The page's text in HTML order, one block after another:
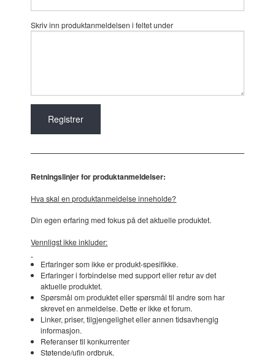
Skriv inn produktanmeldelsen i feltet under
Retningslinjer for produktanmeldelser:
Hva skal en produktanmeldelse inneholde?
Din egen erfaring med fokus på det aktuelle produktet.
Vennligst ikke inkluder:
Erfaringer som ikke er produkt-spesifikke.
Erfaringer i forbindelse med support eller retur av det
aktuelle produktet.
Spørsmål om produktet eller spørsmål til andre som har
skrevet en anmeldelse. Dette er ikke et forum.
Linker, priser, tilgjengelighet eller annen tidsavhengig
informasjon.
Referanser til konkurrenter
Støtende/ufin ordbruk.